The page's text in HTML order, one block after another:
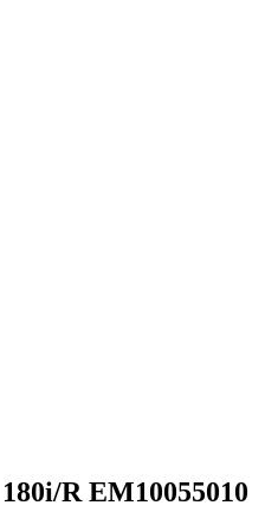
R EM10055010